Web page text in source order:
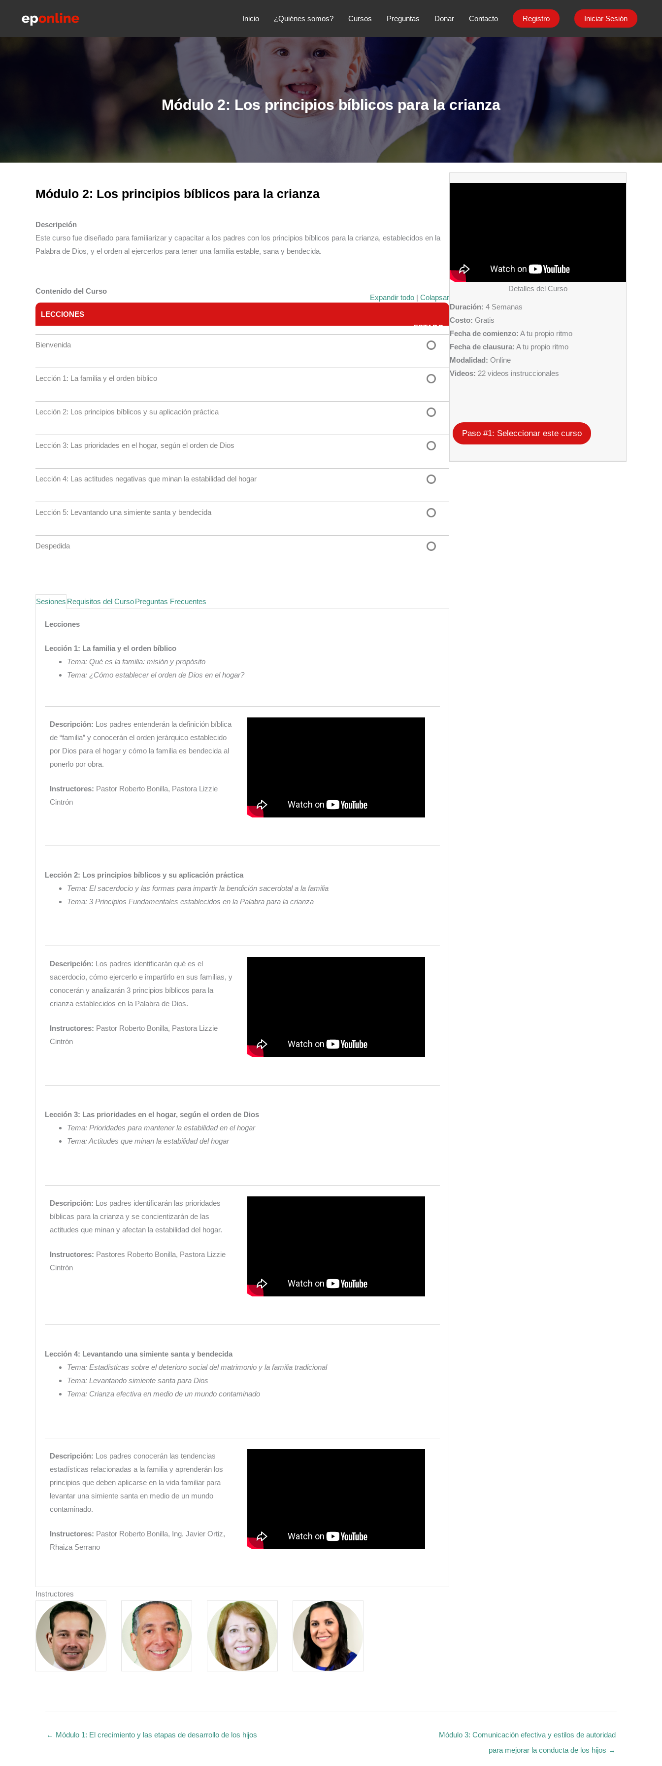
Inicio ¿Quiénes somos? Cursos Preguntas Donar Contacto Registro Iniciar Sesión
Módulo 2: Los principios bíblicos para la crianza
Módulo 2: Los principios bíblicos para la crianza
Descripción
Este curso fue diseñado para familiarizar y capacitar a los padres con los principios bíblicos para la crianza, establecidos en la
Palabra de Dios, y el orden al ejercerlos para tener una familia estable, sana y bendecida.
Contenido del Curso
Expandir todo | Colapsar
LECCIONES
ESTADO
Bienvenida
Lección 1: La familia y el orden bíblico
Lección 2: Los principios bíblicos y su aplicación práctica
Lección 3: Las prioridades en el hogar, según el orden de Dios
Lección 4: Las actitudes negativas que minan la estabilidad del hogar
Lección 5: Levantando una simiente santa y bendecida
Despedida
Sesiones Requisitos del CursoPreguntas Frecuentes
Lecciones
Lección 1: La familia y el orden bíblico
Tema: Qué es la familia: misión y propósito
Tema: ¿Cómo establecer el orden de Dios en el hogar?
Descripción: Los padres entenderán la definición bíblica
de “familia” y conocerán el orden jerárquico establecido
por Dios para el hogar y cómo la familia es bendecida al
ponerlo por obra.
Instructores: Pastor Roberto Bonilla, Pastora Lizzie
Cintrón
Lección 2: Los principios bíblicos y su aplicación práctica
Tema: El sacerdocio y las formas para impartir la bendición sacerdotal a la familia
Tema: 3 Principios Fundamentales establecidos en la Palabra para la crianza
Descripción: Los padres identificarán qué es el
sacerdocio, cómo ejercerlo e impartirlo en sus familias, y
conocerán y analizarán 3 principios bíblicos para la
crianza establecidos en la Palabra de Dios.
Instructores: Pastor Roberto Bonilla, Pastora Lizzie
Cintrón
Lección 3: Las prioridades en el hogar, según el orden de Dios
Tema: Prioridades para mantener la estabilidad en el hogar
Tema: Actitudes que minan la estabilidad del hogar
Descripción: Los padres identificarán las prioridades
bíblicas para la crianza y se concientizarán de las
actitudes que minan y afectan la estabilidad del hogar.
Instructores: Pastores Roberto Bonilla, Pastora Lizzie
Cintrón
Lección 4: Levantando una simiente santa y bendecida
Tema: Estadísticas sobre el deterioro social del matrimonio y la familia tradicional
Tema: Levantando simiente santa para Dios
Tema: Crianza efectiva en medio de un mundo contaminado
Descripción: Los padres conocerán las tendencias
estadísticas relacionadas a la familia y aprenderán los
principios que deben aplicarse en la vida familiar para
levantar una simiente santa en medio de un mundo
contaminado.
Instructores: Pastor Roberto Bonilla, Ing. Javier Ortiz,
Rhaiza Serrano
Instructores
Detalles del Curso
Duración: 4 Semanas
Costo: Gratis
Fecha de comienzo: A tu propio ritmo
Fecha de clausura: A tu propio ritmo
Modalidad: Online
Videos: 22 videos instruccionales
← Módulo 1: El crecimiento y las etapas de desarrollo de los hijos
Módulo 3: Comunicación efectiva y estilos de autoridad
para mejorar la conducta de los hijos →